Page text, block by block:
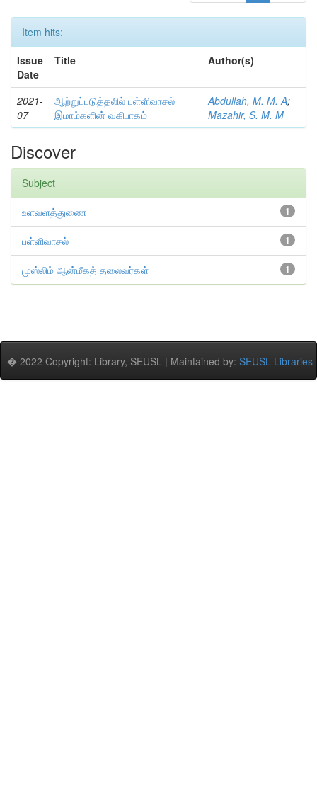
Item hits:
Issue
Date
Title Author(s)
2021-
07
ஆற்றுப்படுத்தலில் பள்ளிவாசல்
இமாம்களின் வகிபாகம்
Abdullah, M. M. A;
Mazahir, S. M. M
Discover
Subject
1
உளவளத்துணை
1
பள்ளிவாசல்
1
முஸ்லிம் ஆன்மீகத் தலைவர்கள்
� 2022 Copyright: Library, SEUSL | Maintained by: SEUSL Libraries